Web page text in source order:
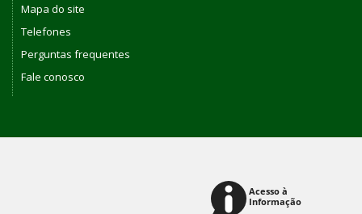
Mapa do site
Telefones
Perguntas frequentes
Fale conosco